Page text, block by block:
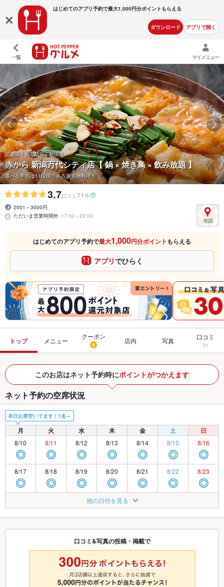
はじめてのアプリ予約で最大1,000円分ポイントもらえる
ダウンロード アプリで開く
一覧 マイメニュー
居酒屋 | 新潟駅前 | 新潟県
赤から 新潟万代シティ店【 鍋 × 焼き鳥 × 飲み放題 】
選べる辛さは11段階！名古屋名物料理！
3.7口コミ 71 件
2001～3000円
ただいま営業時間外 17:00～23:00
はじめてのアプリ予約で最大1,000円分ポイント もらえる
アプリでひらく
トップ メニュー
クーポン
5 店内 写真 口コミ
71
このお店はネット予約時にポイントがつかえます
ネット予約の空席状況
本日お席空いてます！1名～
月 火 水 木 金 土 日
8/10
◎
8/11
◎
8/12
◎
8/13
◎
8/14
◎
8/15
◎
8/16
◎
8/17
◎
8/18
◎
8/19
◎
8/20
◎
8/21
◎
8/22
◎
8/23
◎
◎ ◎
8/26
◎
8/27
◎
8/28
◎ ◎ ◎
8/31 9/1 9/2
◎
9/3
◎
9/4
◎
9/5 9/6
9/9
◎ ◎ ◎ ◎
他の日付を見る
口コミ&写真の投稿・掲載で